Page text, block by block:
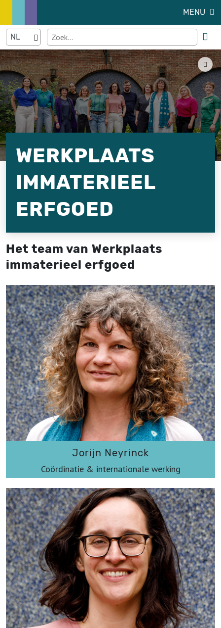
MENU
WERKPLAATS
IMMATERIEEL
ERFGOED
Het team van Werkplaats
immaterieel erfgoed
Jorijn Neyrinck
Coördinatie & internationale werking
jorijn@werkplaatsimmaterieelerfgoed.be